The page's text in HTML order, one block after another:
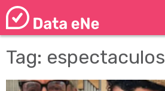
Tag: espectaculos